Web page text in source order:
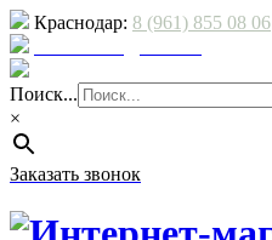
Краснодар: 8 (961) 855 08 06
Поиск...
×
Заказать звонок